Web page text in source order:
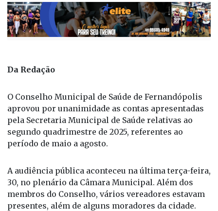
Da Redação
O Conselho Municipal de Saúde de Fernandópolis
aprovou por unanimidade as contas apresentadas
pela Secretaria Municipal de Saúde relativas ao
segundo quadrimestre de 2025, referentes ao
período de maio a agosto.
A audiência pública aconteceu na última terça-feira,
30, no plenário da Câmara Municipal. Além dos
membros do Conselho, vários vereadores estavam
presentes, além de alguns moradores da cidade.